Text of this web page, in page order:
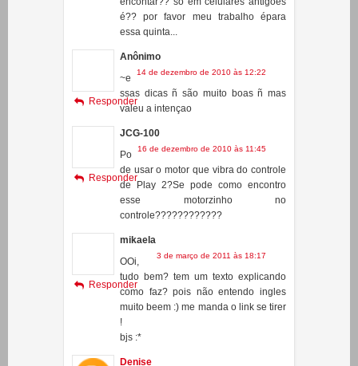
desmontei um celular mas não tinha
dentro dele nada só a placa.. comvou
encontar?? so em celulares antigoes
é?? por favor meu trabalho épara
essa quinta...
Responder
Anônimo
14 de dezembro de 2010 às 12:22
~e
ssas dicas ñ são muito boas ñ mas
valeu a intençao
Responder
JCG-100
16 de dezembro de 2010 às 11:45
Po
de usar o motor que vibra do controle
de Play 2?Se pode como encontro
esse motorzinho no
controle????????????
Responder
mikaela
3 de março de 2011 às 18:17
OOi,
tudo bem? tem um texto explicando
como faz? pois não entendo ingles
muito beem :) me manda o link se tirer
!
Responder